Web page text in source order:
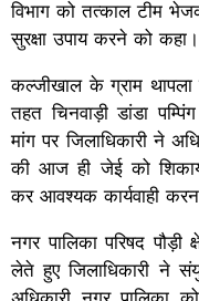
विभाग को तत्काल टीम
सुरक्षा उपाय करने को कहा।
कल्जीखाल के ग्राम
तहत चिनवाड़ी डांडा
मांग पर जिलाधिकारी ने
की आज ही जेई को
कर आवश्यक कार्यवाही
नगर पालिका परिषद पौड़ी
लेते हुए जिलाधिकारी ने